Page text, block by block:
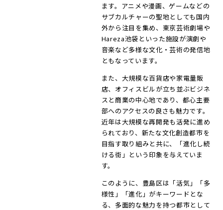
ます。アニメや漫画、ゲームなどの
サブカルチャーの聖地としても国内
外から注目を集め、東京芸術劇場や
Hareza池袋といった施設が演劇や
音楽など多様な文化・芸術の発信地
ともなっています。
また、大規模な百貨店や家電量販
店、オフィスビルが立ち並ぶビジネ
スと商業の中心地であり、都心主要
部へのアクセスの良さも魅力です。
近年は大規模な再開発も活発に進め
られており、新たな文化創造都市を
目指す取り組みと共に、「進化し続
ける街」という印象を与えていま
す。
このように、豊島区は「活気」「多
様性」「進化」がキーワードとな
る、多面的な魅力を持つ都市として